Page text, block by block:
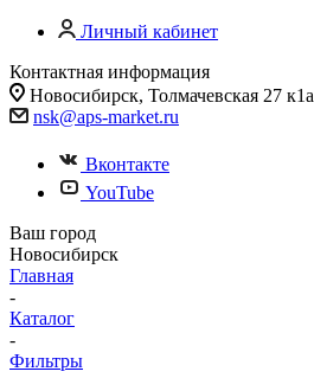
Личный кабинет
Контактная информация
Новосибирск, Толмачевская 27 к1а
nsk@aps-market.ru
Вконтакте
YouTube
Ваш город
Новосибирск
Главная
-
Каталог
-
Фильтры